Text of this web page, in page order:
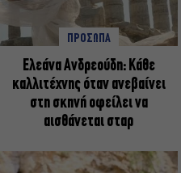
ΠΡΟΣΩΠΑ
Ελεάνα Ανδρεούδη: Κάθε
καλλιτέχνης όταν ανεβαίνει
στη σκηνή οφείλει να
αισθάνεται σταρ